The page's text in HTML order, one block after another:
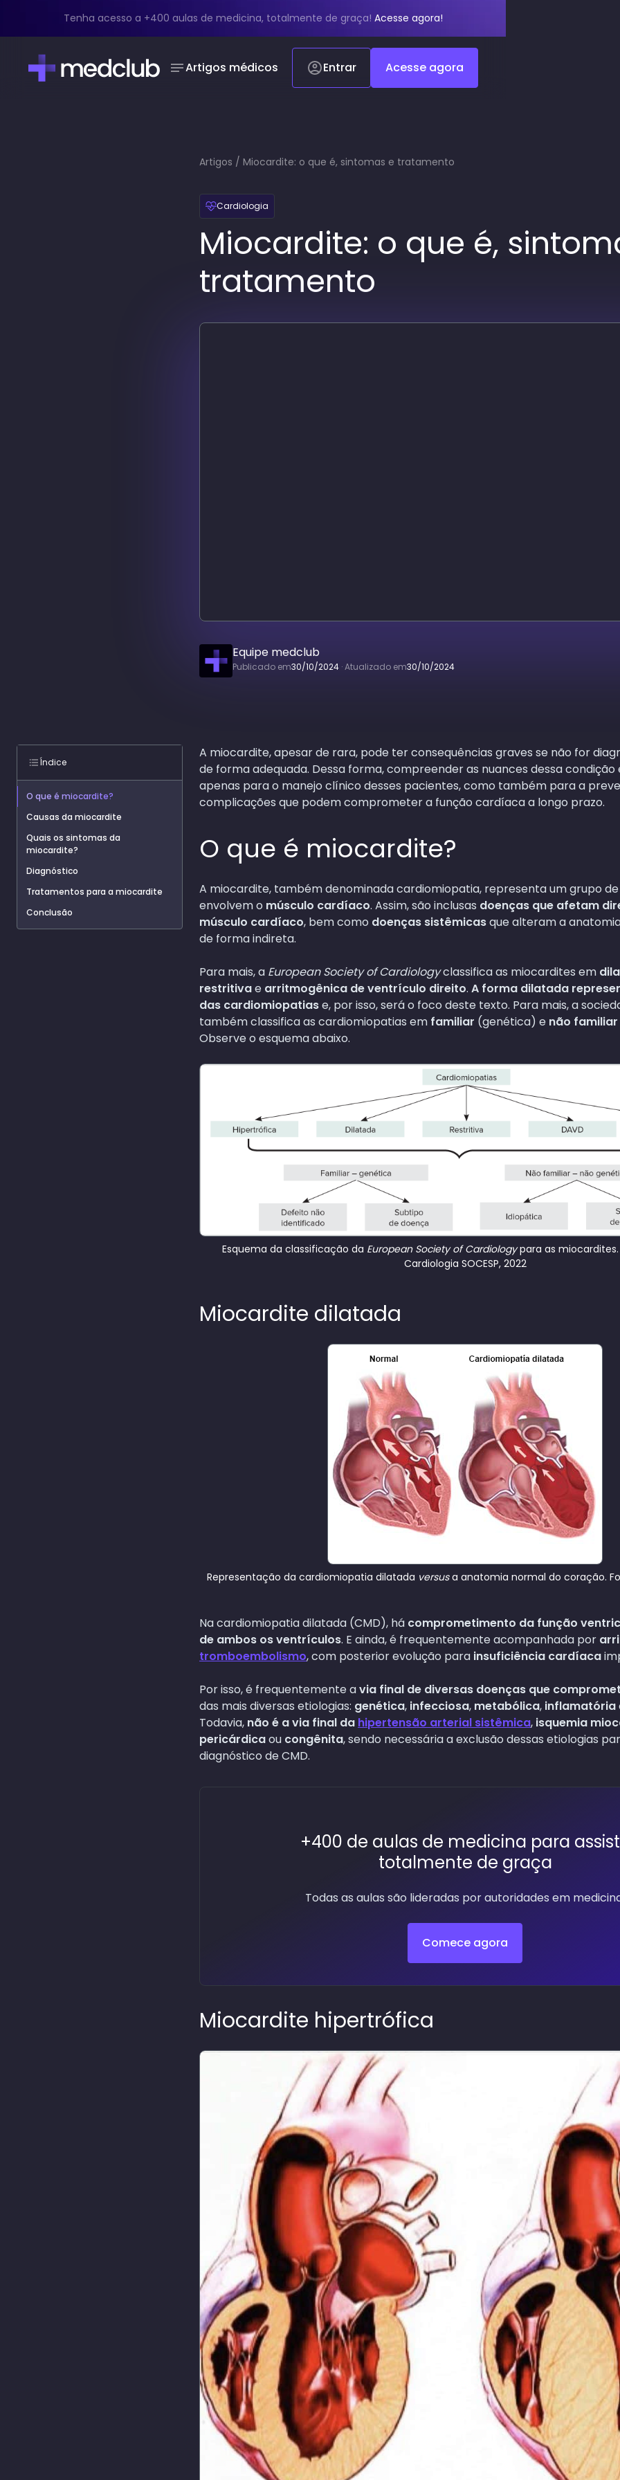
Tenha acesso a +400 aulas de medicina, totalmente de graça! Acesse agora!
Artigos médicos Entrar Acesse agora
Artigos / Miocardite: o que é, sintomas e tratamento
Cardiologia
Miocardite: o que é,
tratamento
Equipe medclub
Publicado em30/10/2024 ·Atualizado em30/10/2024
Índice
O que é miocardite?
Causas da miocardite
Quais os sintomas da
miocardite?
Diagnóstico
Tratamentos para a miocardite
Conclusão
A miocardite, apesar de rara, pode ter consequências graves se não for
de forma adequada. Dessa forma, compreender as nuances dessa
apenas para o manejo clínico desses pacientes, como também para a
complicações que podem comprometer a função cardíaca a longo prazo.
O que é miocardite?
A miocardite, também denominada cardiomiopatia, representa um grupo
envolvem o músculo cardíaco. Assim, são inclusas doenças que afetam
músculo cardíaco, bem como doenças sistêmicasque alteram a
de forma indireta.
Para mais, a European Society of Cardiologyclassifica as miocardites em
restritivae arritmogênica de ventrículo direito. A forma dilatada
das cardiomiopatiase, por isso, será o foco deste texto. Para mais, a
também classifica as cardiomiopatias em familiar (genética) e não familiar
Observe o esquema abaixo.
Esquema da classificação da European Society of Cardiologypara as
Cardiologia SOCESP, 2022
Miocardite dilatada
Representação da cardiomiopatia dilatada versusa anatomia normal do coração.
Na cardiomiopatia dilatada (CMD), há comprometimento da função
de ambos os ventrículos. E ainda, é frequentemente acompanhada por
tromboembolismo, com posterior evolução para insuficiência cardíaca
Por isso, é frequentemente avia final de diversas doenças que
das mais diversas etiologias: genética, infecciosa, metabólica, inflamatória
Todavia, não é a via final da hipertensão arterial sistêmica, isquemia
pericárdicaou congênita, sendo necessária a exclusão dessas etiologias
diagnóstico de CMD.
+400 de aulas de medicina para
totalmente de graça
Todas as aulas são lideradas por autoridades em
Comece agora
Miocardite hipertrófica